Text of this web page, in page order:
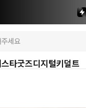
스타굿즈디지털키덜트